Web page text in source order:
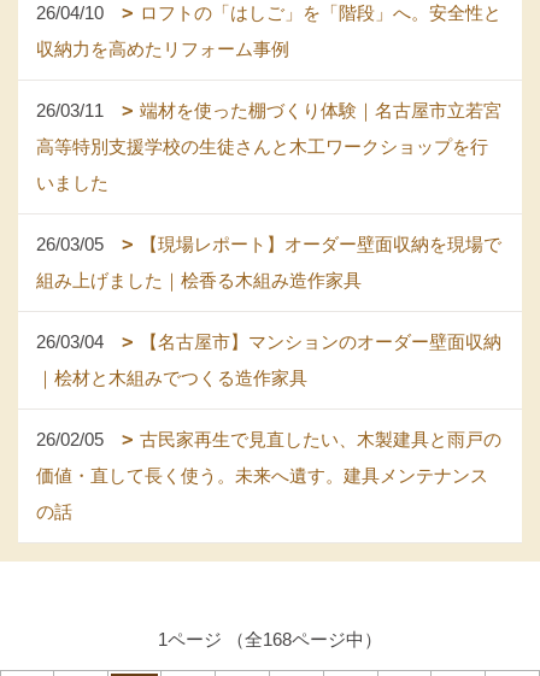
26/04/10
ロフトの「はしご」を「階段」へ。安全性と
収納力を高めたリフォーム事例
26/03/11
端材を使った棚づくり体験｜名古屋市立若宮
高等特別支援学校の生徒さんと木工ワークショップを行
いました
26/03/05
【現場レポート】オーダー壁面収納を現場で
組み上げました｜桧香る木組み造作家具
26/03/04
【名古屋市】マンションのオーダー壁面収納
｜桧材と木組みでつくる造作家具
26/02/05
古民家再生で見直したい、木製建具と雨戸の
価値・直して長く使う。未来へ遺す。建具メンテナンス
の話
1ページ （全168ページ中）